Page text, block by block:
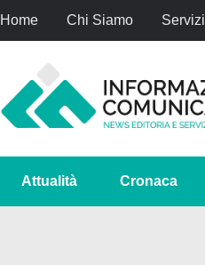
Home Chi Siamo Servizi
Attualità Cronaca